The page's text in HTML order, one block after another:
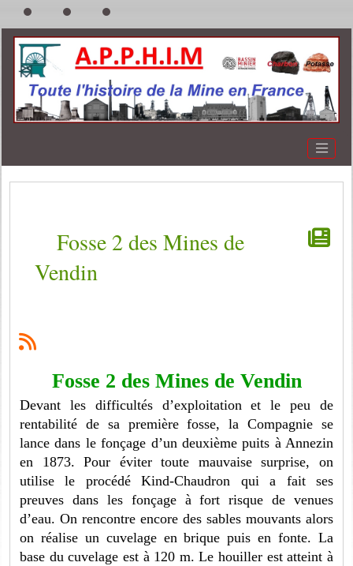
Fosse 2 des Mines de
Vendin
Fosse 2 des Mines de Vendin
Devant les difficultés d’exploitation et le peu de
rentabilité de sa première fosse, la Compagnie se
lance dans le fonçage d’un deuxième puits à Annezin
en 1873. Pour éviter toute mauvaise surprise, on
utilise le procédé Kind-Chaudron qui a fait ses
preuves dans les fonçage à fort risque de venues
d’eau. On rencontre encore des sables mouvants alors
on réalise un cuvelage en brique puis en fonte. La
base du cuvelage est à 120 m. Le houiller est atteint à